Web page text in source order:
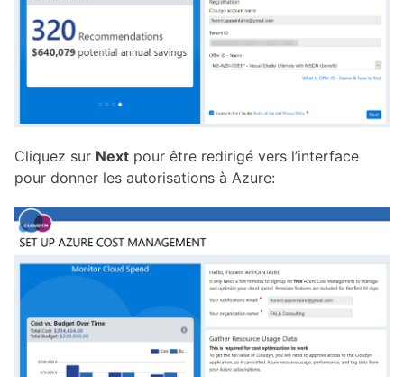
Cliquez sur Next pour être redirigé vers l’interface
pour donner les autorisations à Azure: